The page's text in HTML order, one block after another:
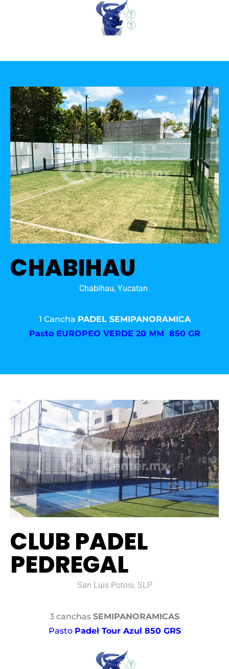
CHABIHAU
Chabihau, Yucatan
1 Cancha PADEL SEMIPANORAMICA
Pasto EUROPEO VERDE 20 MM 850 GR
CLUB PADEL
PEDREGAL
San Luis Potosi, SLP
3 canchas SEMIPANORAMICAS
Pasto Padel Tour Azul 850 GRS